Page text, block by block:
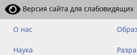
Версия сайта для слабовидящих
О нас
Наука